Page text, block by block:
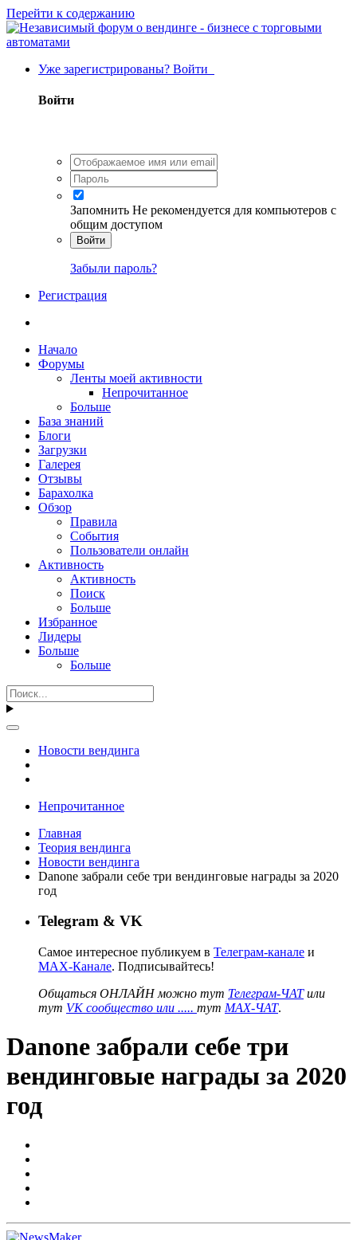
Перейти к содержанию
Уже зарегистрированы? Войти
Войти
Запомнить Не рекомендуется для компьютеров с
общим доступом
Войти
Забыли пароль?
Регистрация
Начало
Форумы
Ленты моей активности
Непрочитанное
Больше
База знаний
Блоги
Загрузки
Галерея
Отзывы
Барахолка
Обзор
Правила
События
Пользователи онлайн
Активность
Активность
Поиск
Больше
Избранное
Лидеры
Больше
Больше
Новости вендинга
Непрочитанное
Главная
Теория вендинга
Новости вендинга
Danone забрали себе три вендинговые награды за 2020
год
Telegram & VK
Самое интересное публикуем в Телеграм-канале и
MAX-Канале. Подписывайтесь!
Общаться ОНЛАЙН можно тут Телеграм-ЧАТили
тут VK сообщество или ..... тут MAX-ЧАТ.
Danone забрали себе три
вендинговые награды за 2020
год